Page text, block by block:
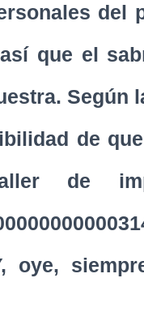
del
que el
Según
de
de
oye,